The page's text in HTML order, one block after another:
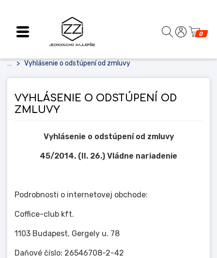
0
Vyhlásenie o odstúpení od zmluvy
VYHLÁSENIE O ODSTÚPENÍ OD
ZMLUVY
Vyhlásenie o odstúpení od zmluvy
45/2014. (II. 26.) Vládne nariadenie
Podrobnosti o internetovej obchode:
Coffice-club kft.
1103 Budapest, Gergely u. 78
Daňové číslo: 26546708-2-42